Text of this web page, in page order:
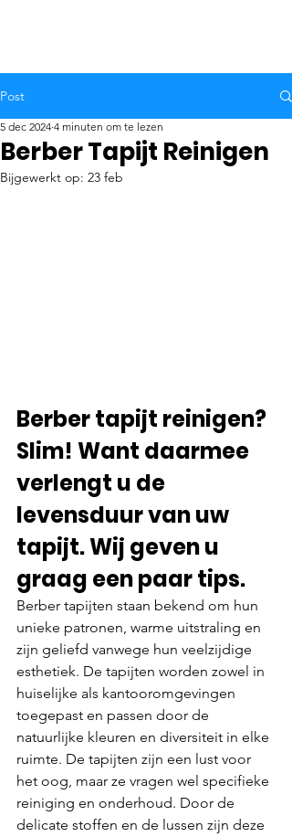
Post
Berber Tapijt Reinigen
5 dec 2024 4 minuten om te lezen
Bijgewerkt op: 23 feb
Berber tapijt reinigen?
Slim! Want daarmee
verlengt u de
levensduur van uw
tapijt. Wij geven u
graag een paar tips.
Berber tapijten staan bekend om hun
unieke patronen, warme uitstraling en
zijn geliefd vanwege hun veelzijdige
esthetiek. De tapijten worden zowel in
huiselijke als kantooromgevingen
toegepast en passen door de
natuurlijke kleuren en diversiteit in elke
ruimte. De tapijten zijn een lust voor
het oog, maar ze vragen wel specifieke
reiniging en onderhoud. Door de
delicate stoffen en de lussen zijn deze